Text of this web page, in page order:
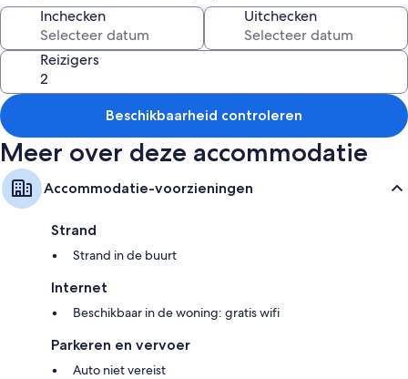
Inchecken Uitchecken
Reizigers
Beschikbaarheid controleren
Meer over deze accommodatie
Accommodatie-voorzieningen
Strand
Strand in de buurt
Internet
Beschikbaar in de woning: gratis wifi
Parkeren en vervoer
Auto niet vereist